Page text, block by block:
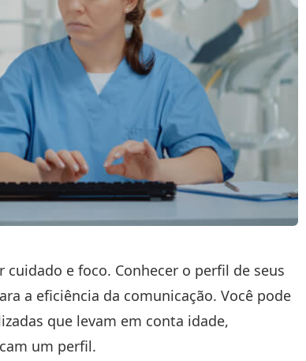
e foco. Conhecer o perfil de seus
a eficiência da comunicação. Você pode
que levam em conta idade,
um perfil.